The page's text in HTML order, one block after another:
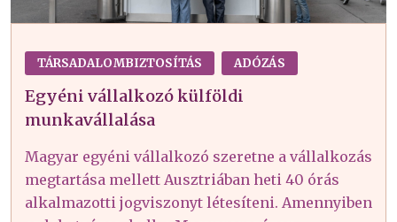
TÁRSADALOMBIZTOSÍTÁS ADÓZÁS
Egyéni vállalkozó külföldi
munkavállalása
Magyar egyéni vállalkozó szeretne a vállalkozás
megtartása mellett Ausztriában heti 40 órás
alkalmazotti jogviszonyt létesíteni. Amennyiben